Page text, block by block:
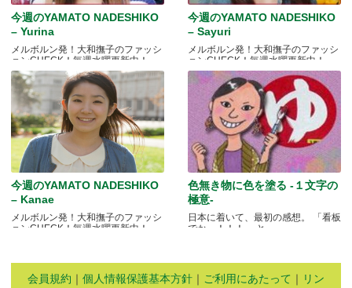
今週のYAMATO NADESHIKO
– Yurina
メルボルン発！大和撫子のファッシ
ョンCHECK！毎週水曜更新中！
今週のYAMATO NADESHIKO
– Sayuri
メルボルン発！大和撫子のファッシ
ョンCHECK！毎週水曜更新中！
今週のYAMATO NADESHIKO
– Kanae
メルボルン発！大和撫子のファッシ
ョンCHECK！毎週水曜更新中！
色無き物に色を塗る -１文字の
極意-
日本に着いて、最初の感想。 「看板
でかっ！！！」 と.....
会員規約 ｜ 個人情報保護基本方針 ｜ ご利用にあたって ｜ リン